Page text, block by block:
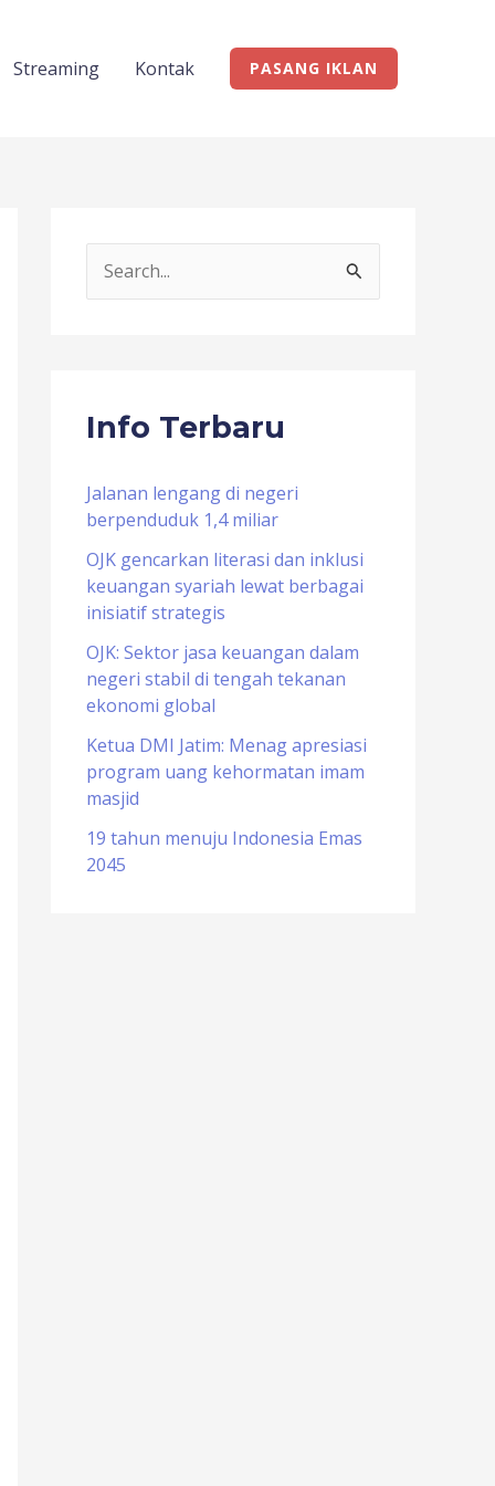
Streaming Kontak PASANG IKLAN
c
f
o
r
:
Info Terbaru
Jalanan lengang di negeri
berpenduduk 1,4 miliar
OJK gencarkan literasi dan inklusi
keuangan syariah lewat berbagai
inisiatif strategis
OJK: Sektor jasa keuangan dalam
negeri stabil di tengah tekanan
ekonomi global
Ketua DMI Jatim: Menag apresiasi
program uang kehormatan imam
masjid
19 tahun menuju Indonesia Emas
2045